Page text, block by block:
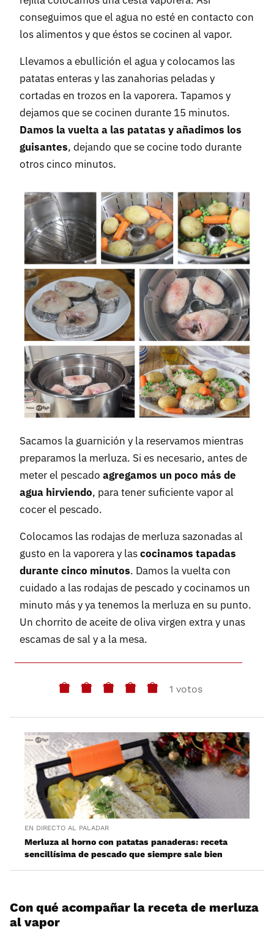
conseguimos que el agua no esté en contacto con
los alimentos y que éstos se cocinen al vapor.
Llevamos a ebullición el agua y colocamos las
patatas enteras y las zanahorias peladas y
cortadas en trozos en la vaporera. Tapamos y
dejamos que se cocinen durante 15 minutos.
Damos la vuelta a las patatas y añadimos los
guisantes, dejando que se cocine todo durante
otros cinco minutos.
Sacamos la guarnición y la reservamos mientras
preparamos la merluza. Si es necesario, antes de
meter el pescado agregamos un poco más de
agua hirviendo, para tener suficiente vapor al
cocer el pescado.
Colocamos las rodajas de merluza sazonadas al
gusto en la vaporera y lascocinamos tapadas
durante cinco minutos. Damos la vuelta con
cuidado a las rodajas de pescado y cocinamos un
minuto más y ya tenemos la merluza en su punto.
Un chorrito de aceite de oliva virgen extra y unas
escamas de sal y a la mesa.
1 votos
EN DIRECTO AL PALADAR
Merluza al horno con patatas panaderas: receta
sencillísima de pescado que siempre sale bien
Con qué acompañar la receta de merluza
al vapor